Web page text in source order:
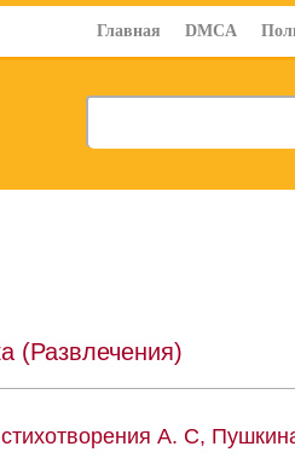
Главная DMCA
(Развлечения)
А. С,